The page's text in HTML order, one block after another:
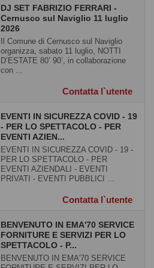
DJ SET FABRIZIO FERRARI -
Cernusco sul Naviglio 11 luglio
2026
Il Comune di Cernusco sul Naviglio
organizza, sabato 11 luglio, NOTTI
D’ESTATE 80’ 90’, in collaborazione
con ...
Contatta l`utente
EVENTI IN SICUREZZA COVID - 19
- PER LO SPETTACOLO - PER
EVENTI AZIEN...
EVENTI IN SICUREZZA COVID - 19 -
PER LO SPETTACOLO - PER
EVENTI AZIENDALI - EVENTI
PRIVATI - EVENTI PUBBLICI ...
Contatta l`utente
BENVENUTO IN EMA'70 SERVICE
FORNITURE E SERVIZI PER LO
SPETTACOLO - P...
BENVENUTO IN EMA'70 SERVICE